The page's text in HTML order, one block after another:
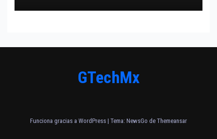
GTechMx
Funciona gracias a WordPress | Tema: NewsGo de Themeansar